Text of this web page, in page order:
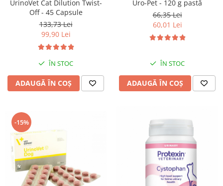
UrinoVet Cat Dilution Twist-
Off - 45 Capsule
133,73 Lei
99,90 Lei
ÎN STOC
ADAUGĂ ÎN COȘ
Uro-Pet - 120 g pastă
66,35 Lei
60,01 Lei
ÎN STOC
ADAUGĂ ÎN COȘ
-15%